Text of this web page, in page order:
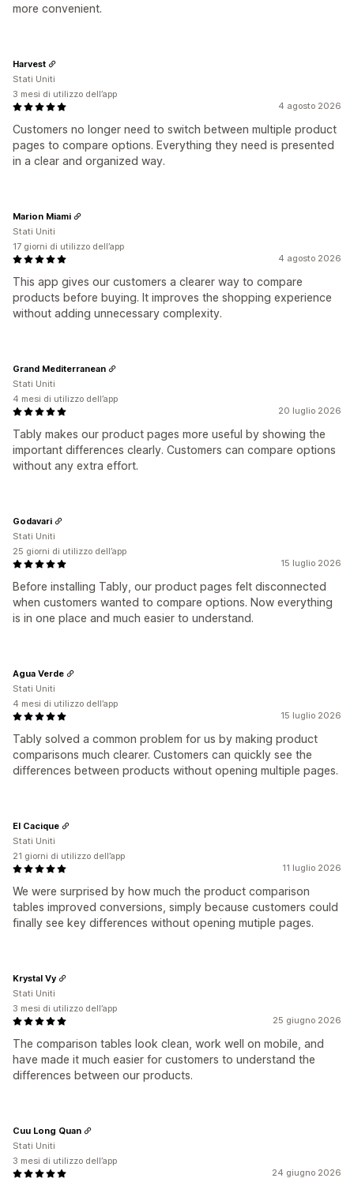
more convenient.
4 agosto 2026
Customers no longer need to switch between multiple product
pages to compare options. Everything they need is presented
in a clear and organized way.
Harvest
Stati Uniti
3 mesi di utilizzo dell’app
4 agosto 2026
This app gives our customers a clearer way to compare
products before buying. It improves the shopping experience
without adding unnecessary complexity.
Marion Miami
Stati Uniti
17 giorni di utilizzo dell’app
20 luglio 2026
Tably makes our product pages more useful by showing the
important differences clearly. Customers can compare options
without any extra effort.
Grand Mediterranean
Stati Uniti
4 mesi di utilizzo dell’app
15 luglio 2026
Before installing Tably, our product pages felt disconnected
when customers wanted to compare options. Now everything
is in one place and much easier to understand.
Godavari
Stati Uniti
25 giorni di utilizzo dell’app
15 luglio 2026
Tably solved a common problem for us by making product
comparisons much clearer. Customers can quickly see the
differences between products without opening multiple pages.
Agua Verde
Stati Uniti
4 mesi di utilizzo dell’app
11 luglio 2026
We were surprised by how much the product comparison
tables improved conversions, simply because customers could
finally see key differences without opening mutiple pages.
El Cacique
Stati Uniti
21 giorni di utilizzo dell’app
25 giugno 2026
The comparison tables look clean, work well on mobile, and
have made it much easier for customers to understand the
differences between our products.
Krystal Vy
Stati Uniti
3 mesi di utilizzo dell’app
24 giugno 2026
Cuu Long Quan
Stati Uniti
3 mesi di utilizzo dell’app